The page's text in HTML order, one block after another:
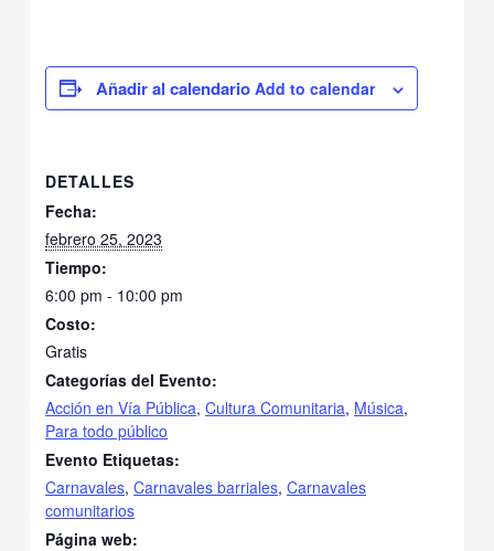
Add to calendar
DETALLES
Fecha:
febrero 25, 2023
Tiempo:
6:00 pm - 10:00 pm
Costo:
Gratis
Categorías del Evento:
Acción en Vía Pública,Cultura Comunitaria, Música,
Para todo público
Evento Etiquetas:
Carnavales,Carnavales barriales,Carnavales
comunitarios
Página web: